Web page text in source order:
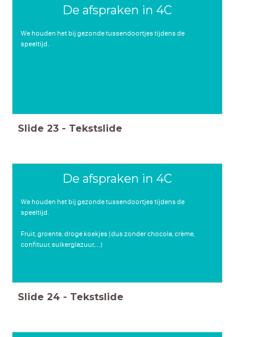
De afspraken in 4C
We houden het bij gezonde tussendoortjes tijdens de
speeltijd.
Slide 23 - Tekstslide
De afspraken in 4C
We houden het bij gezonde tussendoortjes tijdens de
speeltijd.
Fruit, groente, droge koekjes (dus zonder chocola, crème,
confituur, suikerglazuur,...)
Slide 24 - Tekstslide